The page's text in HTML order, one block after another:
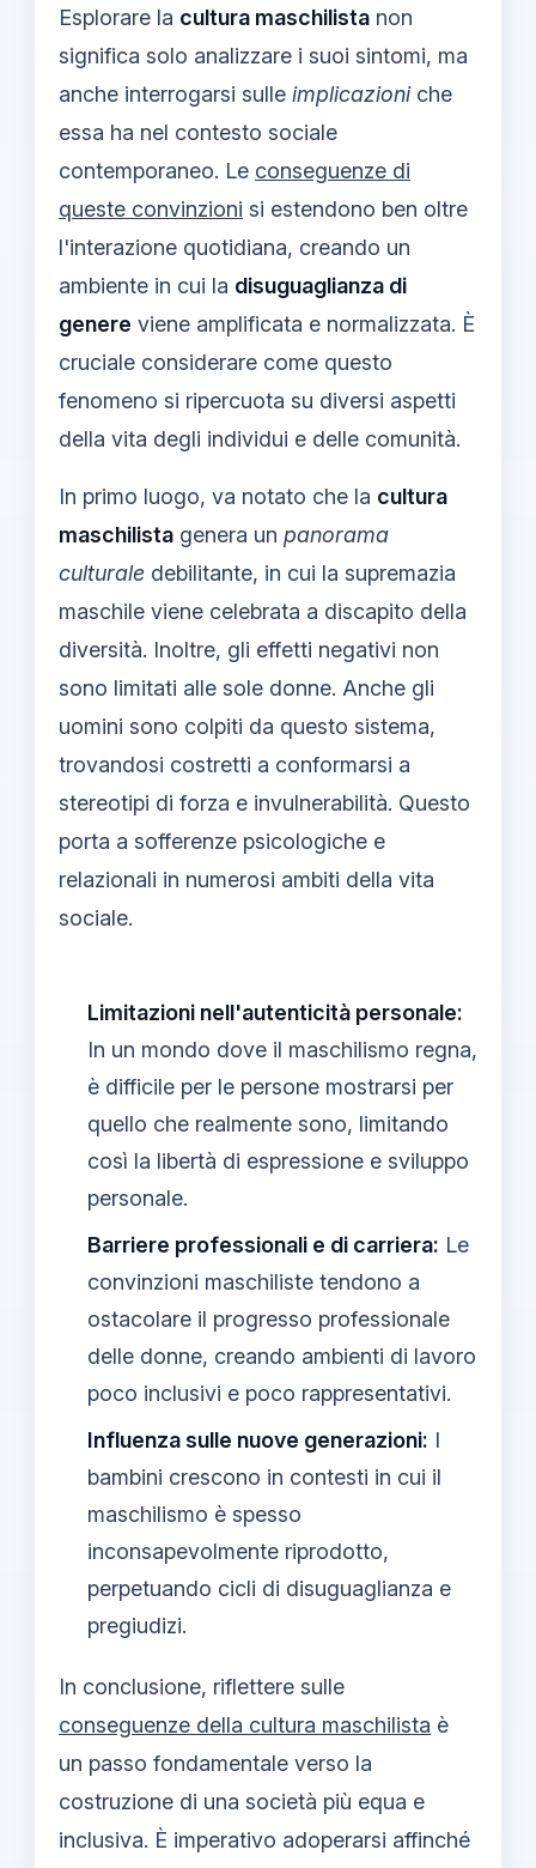
Esplorare la cultura maschilista non
significa solo analizzare i suoi sintomi, ma
anche interrogarsi sulle implicazioniche
essa ha nel contesto sociale
contemporaneo. Le conseguenze di
queste convinzioni si estendono ben oltre
l'interazione quotidiana, creando un
ambiente in cui la disuguaglianza di
genere viene amplificata e normalizzata. È
cruciale considerare come questo
fenomeno si ripercuota su diversi aspetti
della vita degli individui e delle comunità.
In primo luogo, va notato che la cultura
maschilista genera un panorama
culturale debilitante, in cui la supremazia
maschile viene celebrata a discapito della
diversità. Inoltre, gli effetti negativi non
sono limitati alle sole donne. Anche gli
uomini sono colpiti da questo sistema,
trovandosi costretti a conformarsi a
stereotipi di forza e invulnerabilità. Questo
porta a sofferenze psicologiche e
relazionali in numerosi ambiti della vita
sociale.
Limitazioni nell'autenticità personale:
In un mondo dove il maschilismo regna,
è difficile per le persone mostrarsi per
quello che realmente sono, limitando
così la libertà di espressione e sviluppo
personale.
Barriere professionali e di carriera: Le
convinzioni maschiliste tendono a
ostacolare il progresso professionale
delle donne, creando ambienti di lavoro
poco inclusivi e poco rappresentativi.
Influenza sulle nuove generazioni: I
bambini crescono in contesti in cui il
maschilismo è spesso
inconsapevolmente riprodotto,
perpetuando cicli di disuguaglianza e
pregiudizi.
In conclusione, riflettere sulle
conseguenze della cultura maschilista è
un passo fondamentale verso la
costruzione di una società più equa e
inclusiva. È imperativo adoperarsi affinché